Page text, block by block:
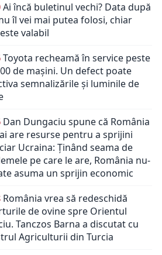
Ai încă buletinul vechi? Data după
îl vei mai putea folosi, chiar
valabil
Toyota recheamă în service peste
de mașini. Un defect poate
semnalizările și luminile de
Dan Dungaciu spune că România
are resurse pentru a sprijini
Ucraina: Ținând seama de
pe care le are, România nu-
asuma un sprijin economic
România vrea să redeschidă
de ovine spre Orientul
Tanczos Barna a discutat cu
Agriculturii din Turcia